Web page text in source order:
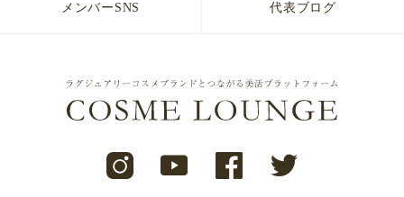
メンバーSNS 代表ブログ